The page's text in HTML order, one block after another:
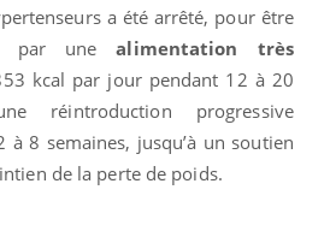
a été arrêté, pour être
par unealimentation très
kcal par jour pendant 12 à 20
réintroduction progressive
à 8 semaines, jusqu’à un soutien
de la perte de poids.